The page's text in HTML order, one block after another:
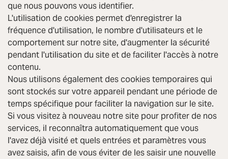
que nous pouvons vous identifier.
L'utilisation de cookies permet d'enregistrer la
fréquence d'utilisation, le nombre d'utilisateurs et le
comportement sur notre site, d'augmenter la sécurité
pendant l'utilisation du site et de faciliter l'accès à notre
contenu.
Nous utilisons également des cookies temporaires qui
sont stockés sur votre appareil pendant une période de
temps spécifique pour faciliter la navigation sur le site.
Si vous visitez à nouveau notre site pour profiter de nos
services, il reconnaîtra automatiquement que vous
l'avez déjà visité et quels entrées et paramètres vous
avez saisis, afin de vous éviter de les saisir une nouvelle